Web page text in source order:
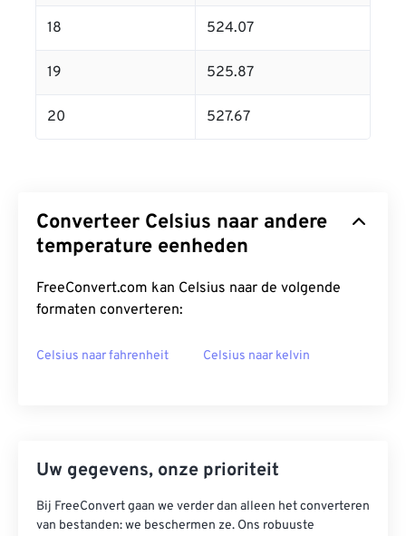
18 524.07
19 525.87
20 527.67
Converteer Celsius naar andere
temperature eenheden
FreeConvert.com kan Celsius naar de volgende
formaten converteren:
Celsius naar fahrenheit Celsius naar kelvin
Uw gegevens, onze prioriteit
Bij FreeConvert gaan we verder dan alleen het converteren
van bestanden: we beschermen ze. Ons robuuste